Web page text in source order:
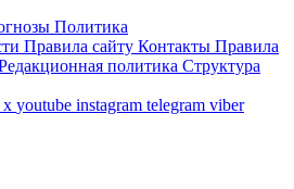
Политика
Правила сайту Контакты Правила
политика Структура
x youtube instagram telegram viber